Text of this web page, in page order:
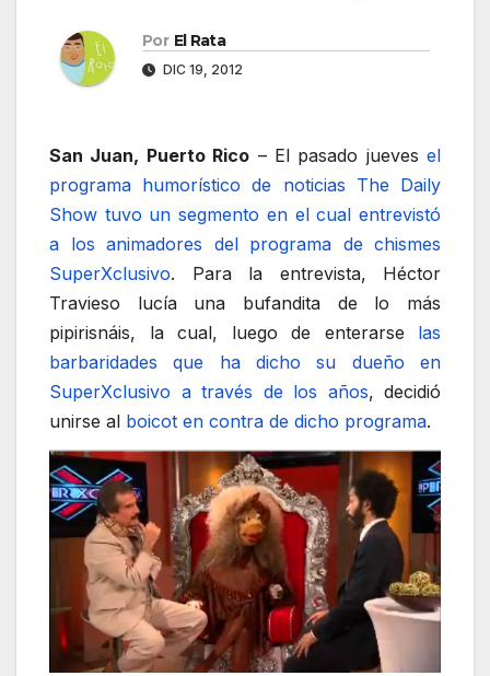
Por El Rata
DIC 19, 2012
San Juan, Puerto Rico – El pasado jueves el
programa humorístico de noticias The Daily
Show tuvo un segmento en el cual entrevistó
a los animadores del programa de chismes
SuperXclusivo. Para la entrevista, Héctor
Travieso lucía una bufandita de lo más
pipirisnáis, la cual, luego de enterarse las
barbaridades que ha dicho su dueño en
SuperXclusivo a través de los años, decidió
unirse al boicot en contra de dicho programa.